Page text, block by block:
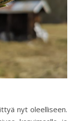
nyt oleelliseen.